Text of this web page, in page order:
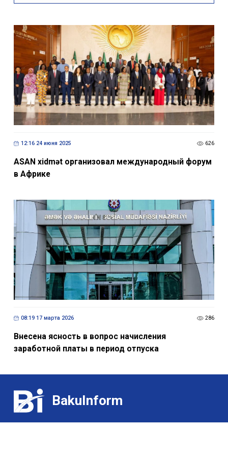
12:16 24 июня 2025 626
ASAN xidmət организовал международный форум
в Африке
08:19 17 марта 2026 286
Внесена ясность в вопрос начисления
заработной платы в период отпуска
BakuInform